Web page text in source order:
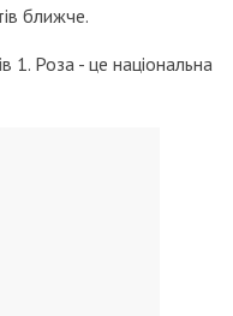
ближче.
1. Роза - це національна